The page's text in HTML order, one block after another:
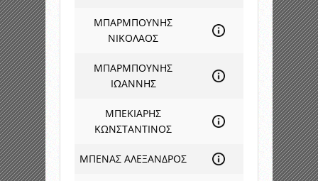
ΜΠΑΡΜΠΟΥΝΗΣ
ΝΙΚΟΛΑΟΣ
ΜΠΑΡΜΠΟΥΝΗΣ
ΙΩΑΝΝΗΣ
ΜΠΕΚΙΑΡΗΣ
ΚΩΝΣΤΑΝΤΙΝΟΣ
ΜΠΕΝΑΣ ΑΛΕΞΑΝΔΡΟΣ